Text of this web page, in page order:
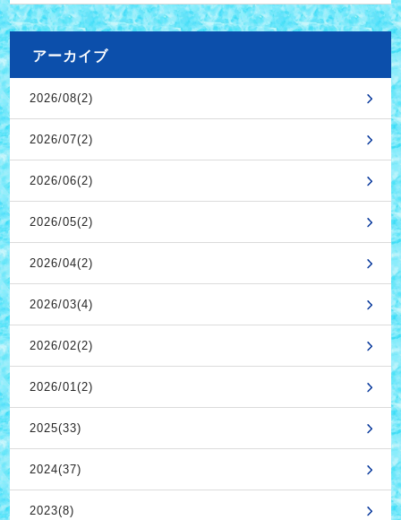
アーカイブ
2026/08(2)
2026/07(2)
2026/06(2)
2026/05(2)
2026/04(2)
2026/03(4)
2026/02(2)
2026/01(2)
2025(33)
2024(37)
2023(8)